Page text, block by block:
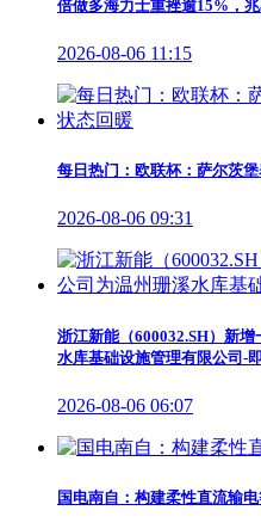
倍做多海力士重挫逾15%，
2026-08-06 11:15
每日热门：欧联杯：萨尔茨
2026-08-06 09:31
浙江新能（600032.SH）新
水库基础设施管理有限公司-
2026-08-06 06:07
国电南自：构建柔性直流输